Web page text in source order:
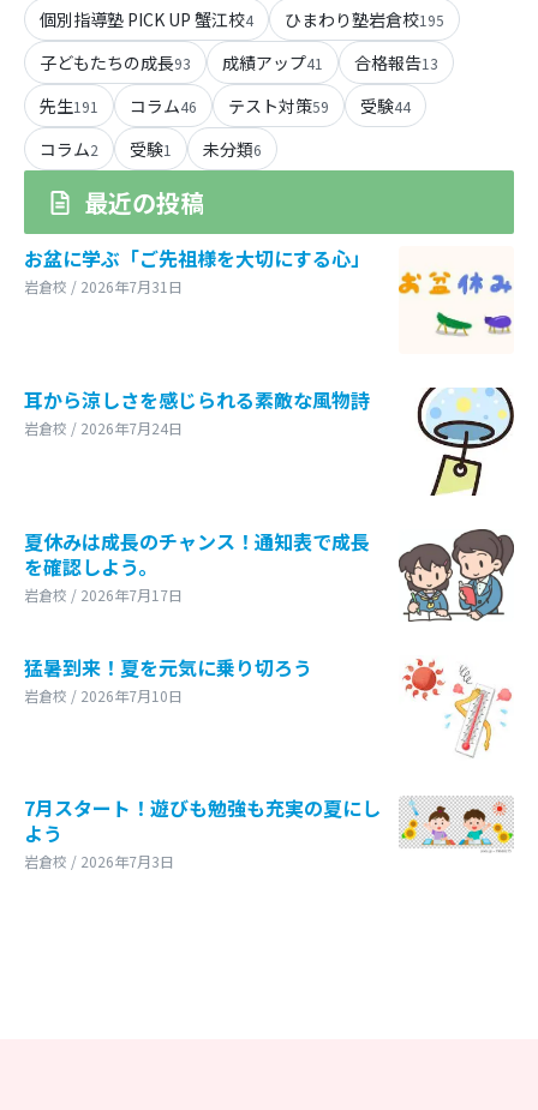
個別指導塾 PICK UP 蟹江校4 ひまわり塾岩倉校195
子どもたちの成長93 成績アップ41 合格報告13
先生191 コラム46 テスト対策59 受験44
コラム2 受験1 未分類6
最近の投稿
お盆に学ぶ「ご先祖様を大切にする心」
岩倉校 / 2026年7月31日
耳から涼しさを感じられる素敵な風物詩
岩倉校 / 2026年7月24日
夏休みは成長のチャンス！通知表で成長
を確認しよう。
岩倉校 / 2026年7月17日
猛暑到来！夏を元気に乗り切ろう
岩倉校 / 2026年7月10日
7月スタート！遊びも勉強も充実の夏にし
よう
岩倉校 / 2026年7月3日